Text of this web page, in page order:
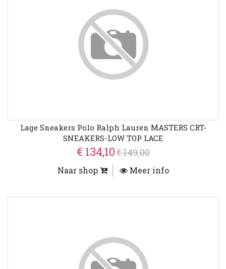
Lage Sneakers Polo Ralph Lauren MASTERS CRT-
SNEAKERS-LOW TOP LACE
€ 134,10€ 149,00
Naar shop Meer info